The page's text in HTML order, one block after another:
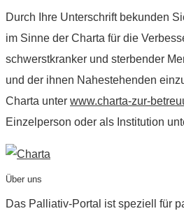
Durch Ihre Unterschrift bekunden
im Sinne der Charta für die
schwerstkranker und sterbender
und der ihnen Nahestehenden
Charta unter www.charta-zur-
Einzelperson oder als Institution
Über uns
Das Palliativ-Portal ist speziell für